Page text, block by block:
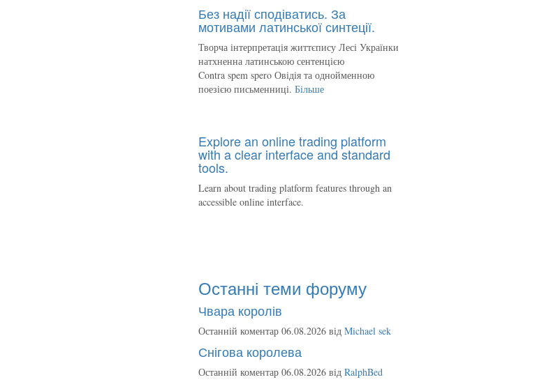
Без надії сподіватись. За
мотивами латинської синтеції.
Творча інтерпретація життєпису Лесі Українки
натхненна латинською сентенцією
Contra spem spero Овідія та однойменною
поезією письменниці. Більше
Explore an online trading platform
with a clear interface and standard
tools.
Learn about trading platform features through an
accessible online interface.
Останні теми форуму
Чвара королів
Останній коментар 06.08.2026 від Michael sek
Снігова королева
Останній коментар 06.08.2026 від RalphBed